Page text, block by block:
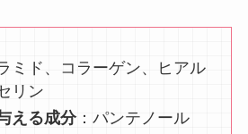
ミド、コラーゲン、ヒアル
リン
える成分：パンテノール